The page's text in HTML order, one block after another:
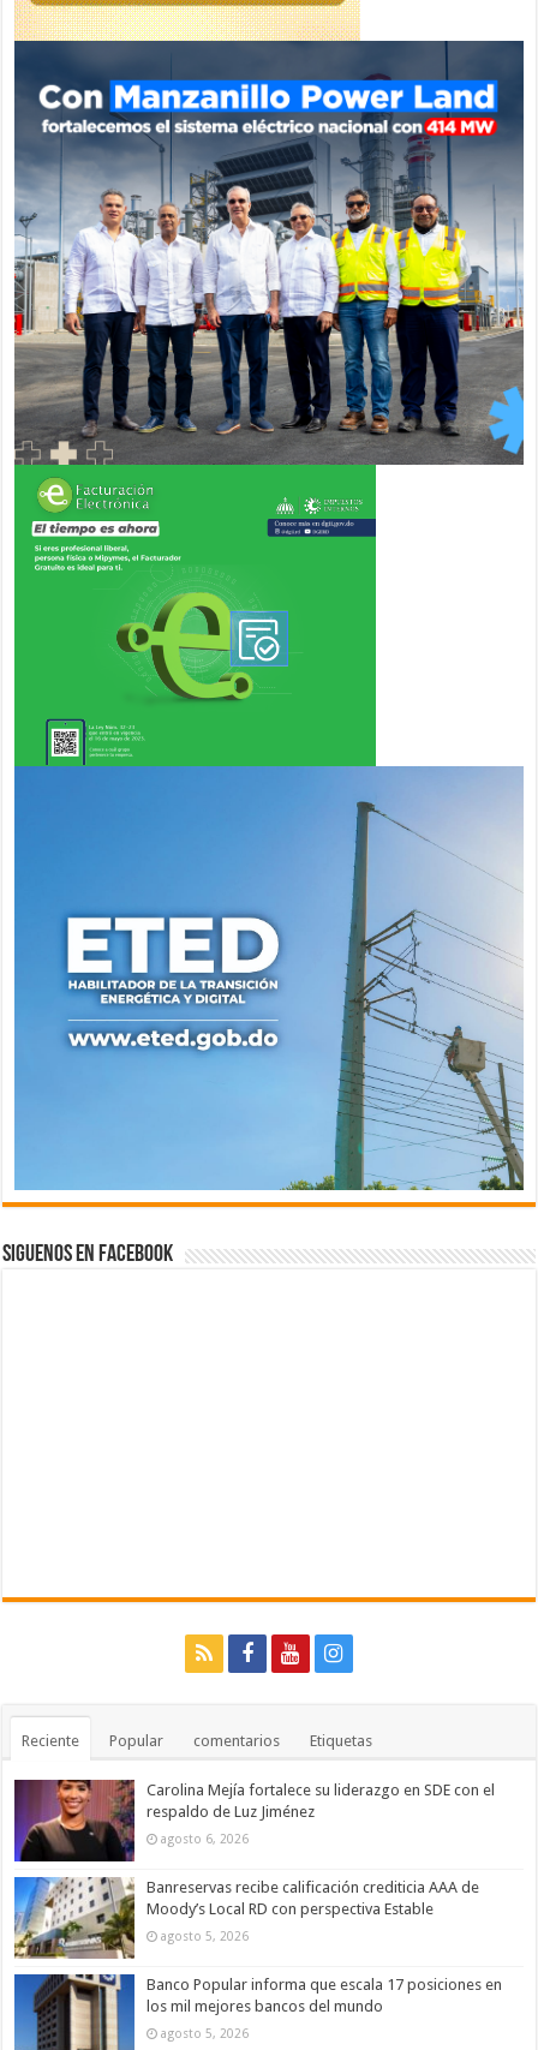
Siguenos en Facebook
Reciente Popular comentarios Etiquetas
Carolina Mejía fortalece su liderazgo en SDE con el
respaldo de Luz Jiménez
agosto 6, 2026
Banreservas recibe calificación crediticia AAA de
Moody’s Local RD con perspectiva Estable
agosto 5, 2026
Banco Popular informa que escala 17 posiciones en
los mil mejores bancos del mundo
agosto 5, 2026